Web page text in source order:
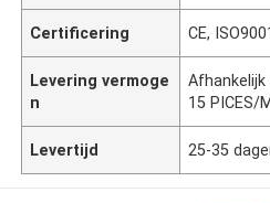
Certificering CE,
Levering vermoge
n
Afhankelijk
15 PICES/
Levertijd 25-35